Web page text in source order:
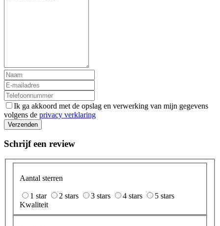
Ik ga akkoord met de opslag en verwerking van mijn gegevens
volgens de privacy verklaring
Verzenden
Schrijf een review
Aantal sterren
1 star 2 stars 3 stars 4 stars
5 stars
Kwaliteit